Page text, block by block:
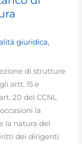
giuridica,
di strutture
artt. 15 e
20 del CCNL
la
la natura del
dei dirigenti